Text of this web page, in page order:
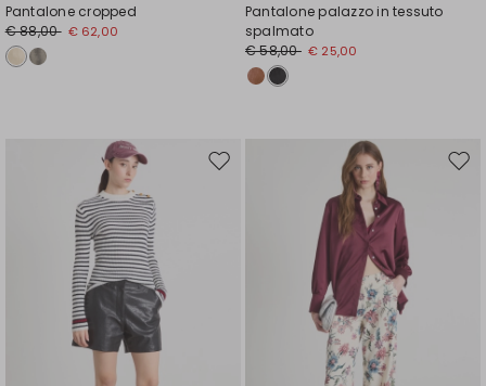
Pantalone cropped
€ 88,00 € 62,00
Pantalone palazzo in tessuto
spalmato
€ 58,00 € 25,00
Sposta